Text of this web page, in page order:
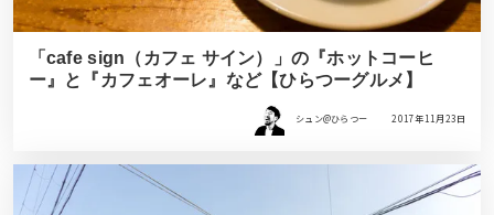
「cafe sign（カフェ サイン）」の『ホットコーヒ
ー』と『カフェオーレ』など【ひらつーグルメ】
シュン@ひらつー 2017年11月23日